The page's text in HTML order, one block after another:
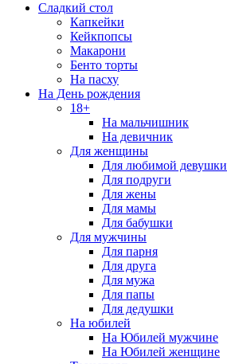
Сладкий стол
Капкейки
Кейкпопсы
Макарони
Бенто торты
На пасху
На День рождения
18+
На мальчишник
На девичник
Для женщины
Для любимой девушки
Для подруги
Для жены
Для мамы
Для бабушки
Для мужчины
Для парня
Для друга
Для мужа
Для папы
Для дедушки
На юбилей
На Юбилей мужчине
На Юбилей женщине